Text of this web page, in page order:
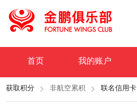
首页 我的账户
获取积分 非航空累积 联名信用卡